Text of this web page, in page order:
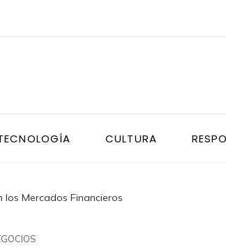
CULTURA
los Mercados Financieros